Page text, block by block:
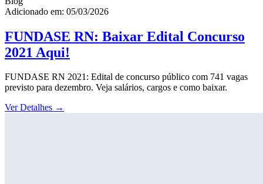
Adicionado em: 05/03/2026
FUNDASE RN: Baixar Edital Concurso
2021 Aqui!
FUNDASE RN 2021: Edital de concurso público com 741 vagas
previsto para dezembro. Veja salários, cargos e como baixar.
Ver Detalhes →